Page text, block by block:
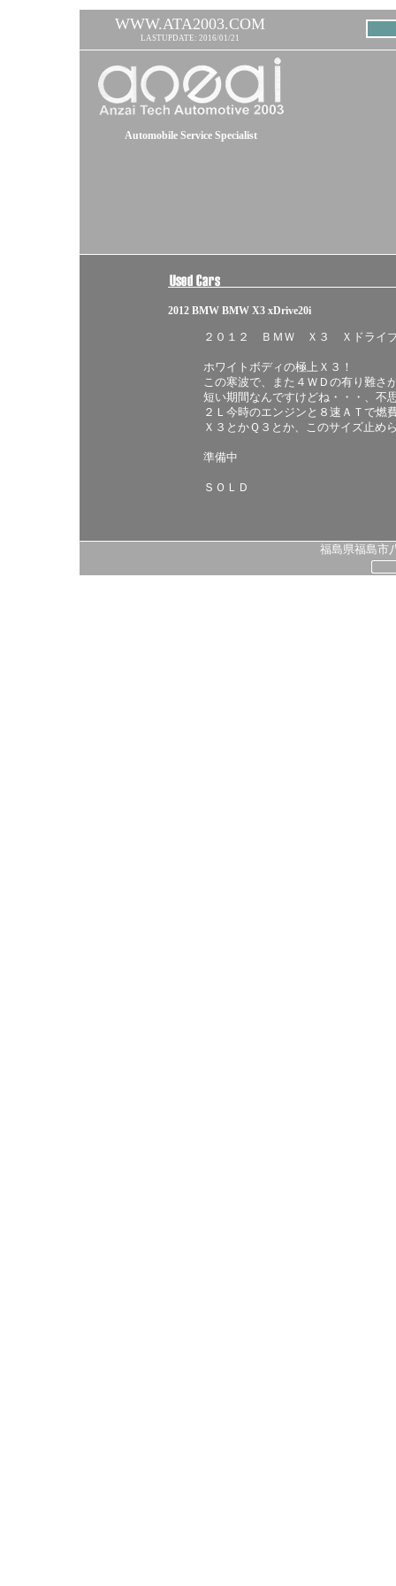
WWW.ATA2003.COM
LASTUPDATE: 2016/01/21
Automobile Service Specialist
2012 BMW BMW X3 xDrive20i
２０１２ ＢＭＷ Ｘ３ Ｘドライ
ホワイトボディの極上Ｘ３！
この寒波で、また４ＷＤの有り難さ
短い期間なんですけどね・・・、不
２Ｌ今時のエンジンと８速ＡＴで燃
Ｘ３とかＱ３とか、このサイズ止め
準備中
ＳＯＬＤ
福島県福島市